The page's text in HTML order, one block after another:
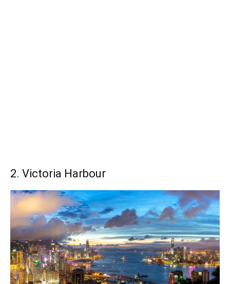
2. Victoria Harbour